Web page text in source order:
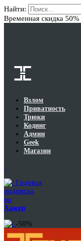
Найти:
Временная скидка 50%
Взлом
Приватность
Трюки
Кодинг
Админ
Geek
Магазин
Годовая
подписка
на
Хакер
-50%